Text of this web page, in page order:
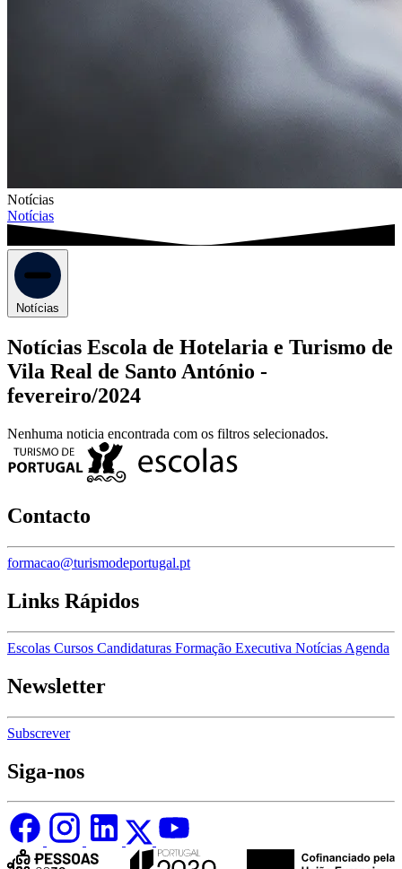
Notícias
Notícias
Notícias
Notícias Escola de Hotelaria e Turismo de
Vila Real de Santo António -
fevereiro/2024
Nenhuma noticia encontrada com os filtros selecionados.
Contacto
formacao@turismodeportugal.pt
Links Rápidos
Escolas Cursos Candidaturas Formação Executiva Notícias Agenda
Newsletter
Subscrever
Siga-nos